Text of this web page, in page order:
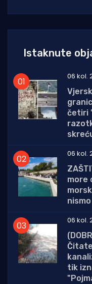
Istaknute
06 kol.
četiri
06 kol.
more
06 kol.
tik